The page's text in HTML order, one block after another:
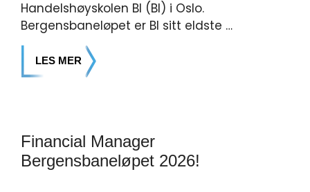
Handelshøyskolen BI (BI) i Oslo.
Bergensbaneløpet er BI sitt eldste …
LES MER
Financial Manager
Bergensbaneløpet 2026!